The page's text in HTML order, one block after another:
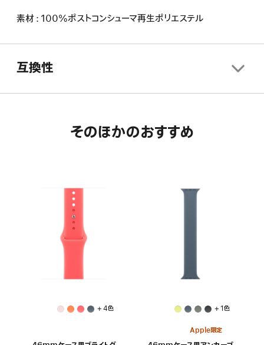
素材 : 100%ポストコンシューマ再生ポリエステル
互換性
そのほかのおすすめ
+ 4色 + 1色
Apple限定